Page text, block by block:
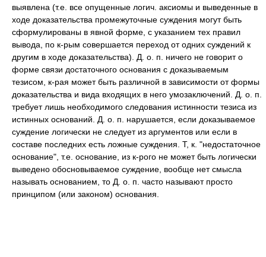
выявлена (т.е. все опущенные логич. аксиомы и выведенные в
ходе доказательства промежуточные суждения могут быть
сформулированы в явной форме, с указанием тех правил
вывода, по к-рым совершается переход от одних суждений к
другим в ходе доказательства). Д. о. п. ничего не говорит о
форме связи достаточного основания с доказываемым
тезисом, к-рая может быть различной в зависимости от формы
доказательства и вида входящих в него умозаключений. Д. о. п.
требует лишь необходимого следования истинности тезиса из
истинных оснований. Д. о. п. нарушается, если доказываемое
суждение логически не следует из аргументов или если в
составе последних есть ложные суждения. Т, к. "недостаточное
основание", т.е. основание, из к-рого не может быть логически
выведено обосновываемое суждение, вообще нет смысла
называть основанием, то Д. о. п. часто называют просто
принципом (или законом) основания.